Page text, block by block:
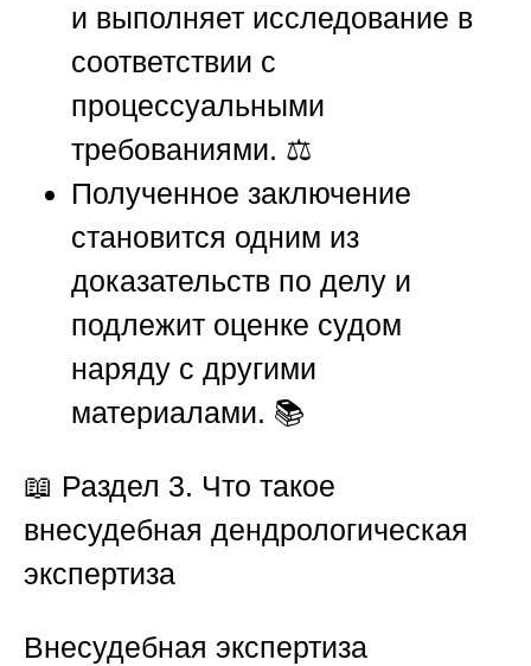
и выполняет исследование в
соответствии с
процессуальными
требованиями. ⚖️
Полученное заключение
становится одним из
доказательств по делу и
подлежит оценке судом
наряду с другими
материалами. 📚
📖 Раздел 3. Что такое
внесудебная дендрологическая
экспертиза
Внесудебная экспертиза